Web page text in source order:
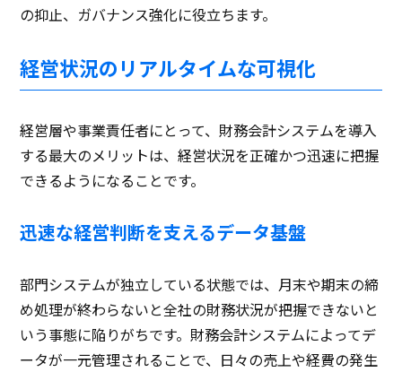
の抑止、ガバナンス強化に役立ちます。
経営状況のリアルタイムな可視化
経営層や事業責任者にとって、財務会計システムを導入
する最大のメリットは、経営状況を正確かつ迅速に把握
できるようになることです。
迅速な経営判断を支えるデータ基盤
部門システムが独立している状態では、月末や期末の締
め処理が終わらないと全社の財務状況が把握できないと
いう事態に陥りがちです。財務会計システムによってデ
ータが一元管理されることで、日々の売上や経費の発生